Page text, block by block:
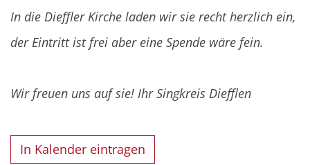
In die Dieffler Kirche laden wir sie recht herzlich ein,
der Eintritt ist frei aber eine Spende wäre fein.
Wir freuen uns auf sie! Ihr Singkreis Diefflen
In Kalender eintragen